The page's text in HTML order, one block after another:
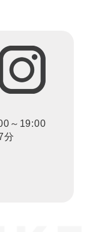
～19:00
分